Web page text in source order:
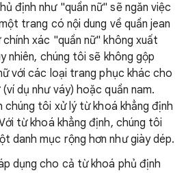
định như "quần nữ" sẽ ngăn việc
trang có nội dung về quần jean
xác "quần nữ" không xuất
nhiên, chúng tôi sẽ không gộp
với các loại trang phục khác cho
dụ như váy) hoặc quần nam.
chúng tôi xử lý từ khoá khẳng định
từ khoá khẳng định, chúng tôi
danh mục rộng hơn như giày dép.
dụng cho cả từ khoá phủ định